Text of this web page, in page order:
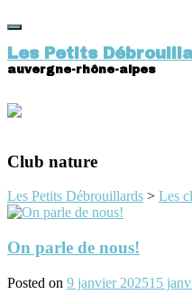
Les Petits
auvergne-rhône-alpes
Club nature
Les Petits Débrouillards > Les
On parle de nous!
Posted on 9 janvier 202515